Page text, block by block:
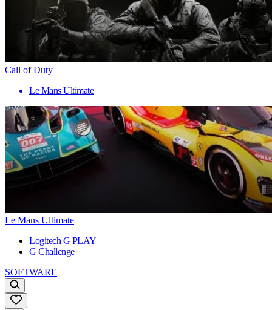
Call of Duty
Le Mans Ultimate
Le Mans Ultimate
Logitech G PLAY
G Challenge
SOFTWARE